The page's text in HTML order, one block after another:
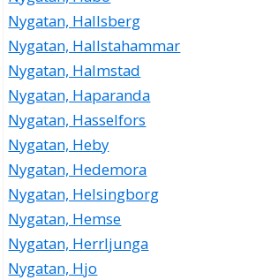
Nygatan, Hallsberg
Nygatan, Hallstahammar
Nygatan, Halmstad
Nygatan, Haparanda
Nygatan, Hasselfors
Nygatan, Heby
Nygatan, Hedemora
Nygatan, Helsingborg
Nygatan, Hemse
Nygatan, Herrljunga
Nygatan, Hjo